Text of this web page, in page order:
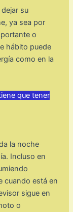
su
ya sea por
o
hábito puede
como en la
que tener
la noche
Incluso en
cuando está en
sigue en
o